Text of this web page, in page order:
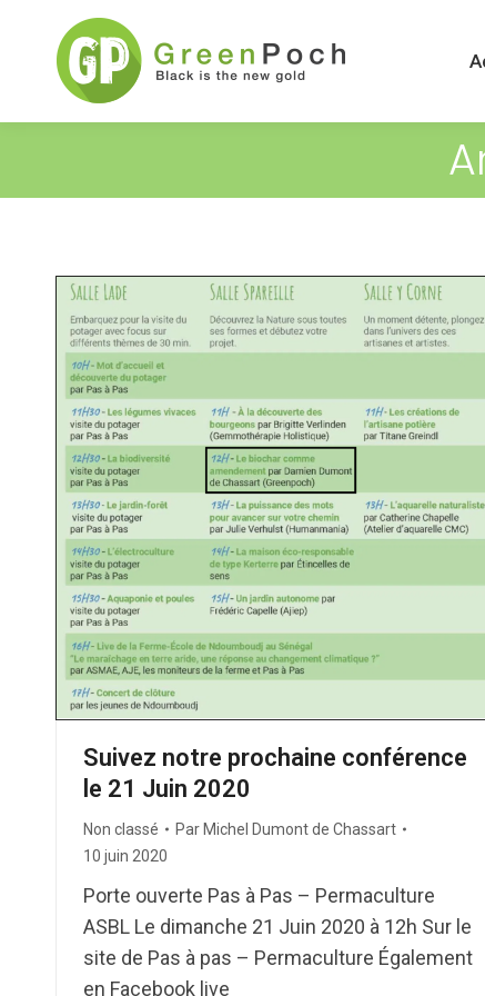
Suivez notre prochaine conférence
le 21 Juin 2020
Non classé Par Michel Dumont de Chassart
10 juin 2020
Porte ouverte Pas à Pas – Permaculture
ASBL Le dimanche 21 Juin 2020 à 12h Sur le
site de Pas à pas – Permaculture Également
en Facebook live